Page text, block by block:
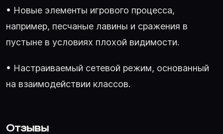
• Новые элементы игрового процесса,
например, песчаные лавины и сражения в
пустыне в условиях плохой видимости.
• Настраиваемый сетевой режим, основанный
на взаимодействии классов.
Отзывы